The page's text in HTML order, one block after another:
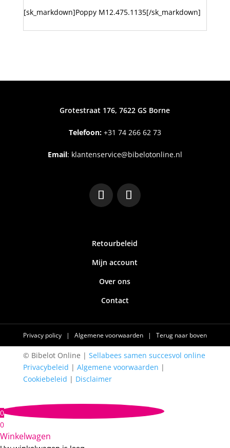
[sk_markdown]Poppy M12.475.1135[/sk_markdown]
Grotestraat 176, 7622 GS Borne
Telefoon:+31 74 266 62 73
Email: klantenservice@bibelotonline.nl
Retourbeleid
Mijn account
Over ons
Contact
Privacy policy | Algemene voorwaarden | Terug naar boven
© Bibelot Online | Sellabees samen succesvol online
Privacybeleid | Algemene voorwaarden |
Cookiebeleid | Disclaimer
0
0
Winkelwagen